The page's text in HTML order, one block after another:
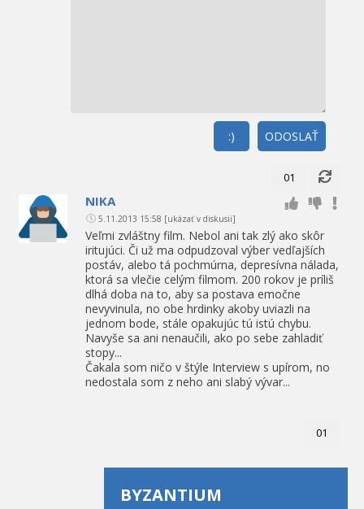
ODOSLAŤ
:)
01
NIKA
5.11.2013 15:58 [ukázať v diskusii]
Veľmi zvláštny film. Nebol ani tak zlý ako skôr
iritujúci. Či už ma odpudzoval výber vedľajších
postáv, alebo tá pochmúrna, depresívna nálada,
ktorá sa vlečie celým filmom. 200 rokov je príliš
dlhá doba na to, aby sa postava emočne
nevyvinula, no obe hrdinky akoby uviazli na
jednom bode, stále opakujúc tú istú chybu.
Navyše sa ani nenaučili, ako po sebe zahladiť
stopy...
Čakala som ničo v štýle Interview s upírom, no
nedostala som z neho ani slabý vývar...
01
BYZANTIUM